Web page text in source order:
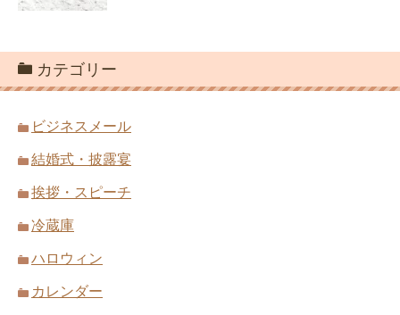
カテゴリー
ビジネスメール
結婚式・披露宴
挨拶・スピーチ
冷蔵庫
ハロウィン
カレンダー